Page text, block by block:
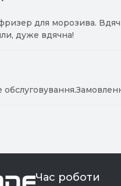
для морозива.
дуже вдячна!
Час роботи